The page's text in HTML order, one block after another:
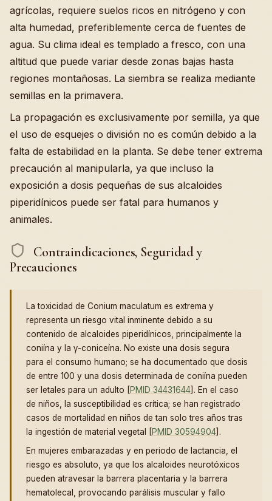
agrícolas, requiere suelos ricos en nitrógeno y con
alta humedad, preferiblemente cerca de fuentes de
agua. Su clima ideal es templado a fresco, con una
altitud que puede variar desde zonas bajas hasta
regiones montañosas. La siembra se realiza mediante
semillas en la primavera.
La propagación es exclusivamente por semilla, ya que
el uso de esquejes o división no es común debido a la
falta de estabilidad en la planta. Se debe tener extrema
precaución al manipularla, ya que incluso la
exposición a dosis pequeñas de sus alcaloides
piperidínicos puede ser fatal para humanos y
animales.
Contraindicaciones, Seguridad y
Precauciones
La toxicidad de Conium maculatum es extrema y
representa un riesgo vital inminente debido a su
contenido de alcaloides piperidínicos, principalmente la
coniína y la γ-coniceína. No existe una dosis segura
para el consumo humano; se ha documentado que dosis
de entre 100 y una dosis determinada de coniína pueden
ser letales para un adulto [PMID 34431644]. En el caso
de niños, la susceptibilidad es crítica; se han registrado
casos de mortalidad en niños de tan solo tres años tras
la ingestión de material vegetal [PMID 30594904].
En mujeres embarazadas y en periodo de lactancia, el
riesgo es absoluto, ya que los alcaloides neurotóxicos
pueden atravesar la barrera placentaria y la barrera
hematolecal, provocando parálisis muscular y fallo